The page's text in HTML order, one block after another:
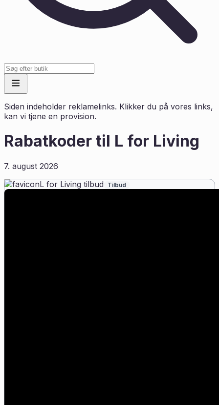
Siden indeholder reklamelinks. Klikker du på vores links,
kan vi tjene en provision.
Rabatkoder til L for Living
7. august 2026
L for Living tilbud Tilbud